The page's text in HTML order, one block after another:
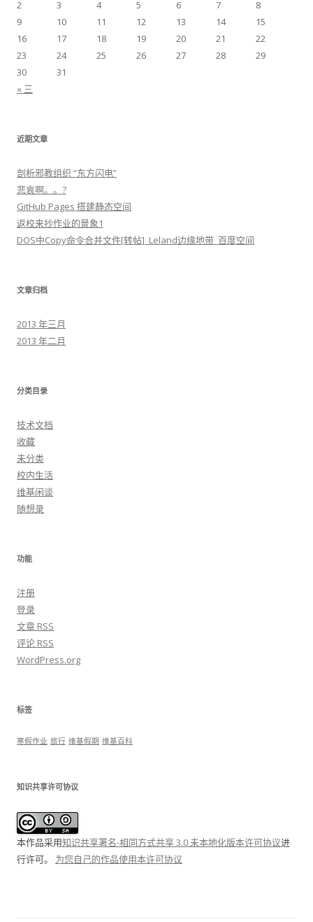
« 三
2
3 4 5 6 7
8
9
10 11 12 13 14
15
16
17 18 19 20 21
22
23
24 25 26 27 28
29
30
31
近期文章
剖析邪教组织 “东方闪电”
悲哀啊。。?
GitHub Pages 搭建静态空间
返校来抄作业的景象1
DOS中Copy命令合并文件[转帖]_Leland边缘地带_百度空间
文章归档
2013 年三月
2013 年二月
分类目录
技术文档
收藏
未分类
校内生活
维基闲谈
随想录
功能
注册
登录
文章 RSS
评论 RSS
WordPress.org
标签
寒假作业 旅行 维基假期 维基百科
知识共享许可协议
本作品采用知识共享署名-相同方式共享 3.0 未本地化版本许可协议进
行许可。 为您自己的作品使用本许可协议